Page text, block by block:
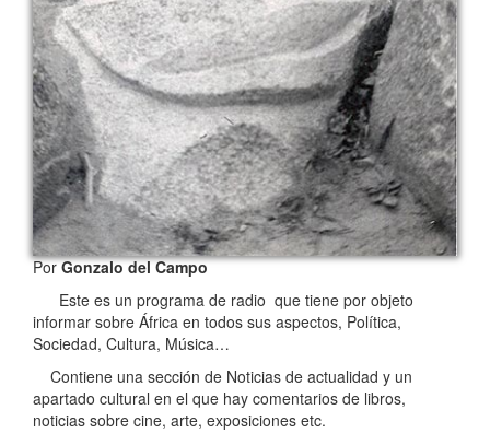
PorGonzalo del Campo
Este es un programa de radio que tiene por objeto
informar sobre África en todos sus aspectos, Política,
Sociedad, Cultura, Música…
Contiene una sección de Noticias de actualidad y un
apartado cultural en el que hay comentarios de libros,
noticias sobre cine, arte, exposiciones etc.